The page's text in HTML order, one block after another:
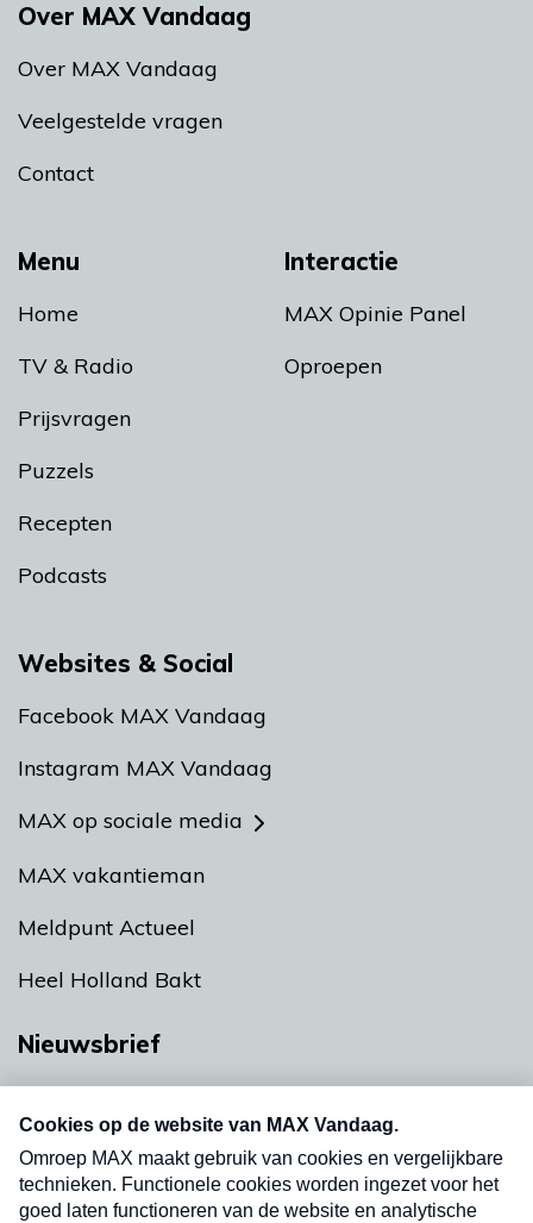
Menu
Home
TV & Radio
Prijsvragen
Puzzels
Recepten
Podcasts
Interactie
MAX Opinie Panel
Oproepen
Over MAX Vandaag
Over MAX Vandaag
Veelgestelde vragen
Contact
Websites & Social
Facebook MAX Vandaag
Instagram MAX Vandaag
MAX op sociale media
MAX vakantieman
Meldpunt Actueel
Heel Holland Bakt
Nieuwsbrief
nieuwsbrief. Elke vrijdag- en dinsdagochtend in
uw mailbox.
Verzend